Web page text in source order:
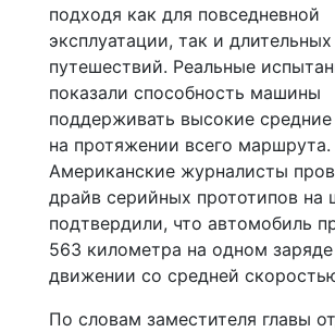
подходя как для повседневной
эксплуатации, так и длительных
путешествий. Реальные
показали способность машины
поддерживать высокие
на протяжении всего маршрута.
Американские журналисты
драйв серийных прототипов на
подтвердили, что автомобиль
563 километра на одном
движении со средней
По словам заместителя главы